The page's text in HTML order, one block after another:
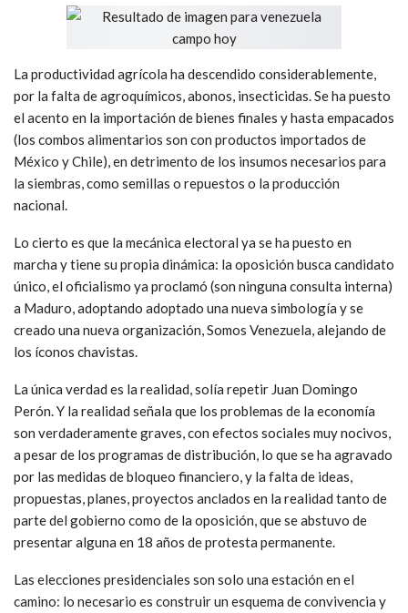
La productividad agrícola ha descendido considerablemente,
por la falta de agroquímicos, abonos, insecticidas. Se ha puesto
el acento en la importación de bienes finales y hasta empacados
(los combos alimentarios son con productos importados de
México y Chile), en detrimento de los insumos necesarios para
la siembras, como semillas o repuestos o la producción
nacional.
Lo cierto es que la mecánica electoral ya se ha puesto en
marcha y tiene su propia dinámica: la oposición busca candidato
único, el oficialismo ya proclamó (son ninguna consulta interna)
a Maduro, adoptando adoptado una nueva simbología y se
creado una nueva organización, Somos Venezuela, alejando de
los íconos chavistas.
La única verdad es la realidad, solía repetir Juan Domingo
Perón. Y la realidad señala que los problemas de la economía
son verdaderamente graves, con efectos sociales muy nocivos,
a pesar de los programas de distribución, lo que se ha agravado
por las medidas de bloqueo financiero, y la falta de ideas,
propuestas, planes, proyectos anclados en la realidad tanto de
parte del gobierno como de la oposición, que se abstuvo de
presentar alguna en 18 años de protesta permanente.
Las elecciones presidenciales son solo una estación en el
camino: lo necesario es construir un esquema de convivencia y